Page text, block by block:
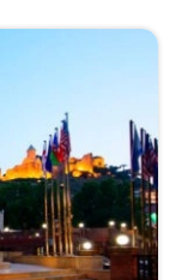
воздухом в